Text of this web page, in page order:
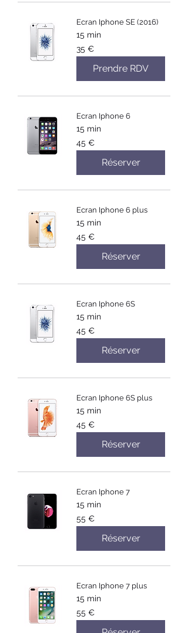
Ecran Iphone SE (2016)
15 min
euros
35 €
Prendre RDV
Ecran Iphone 6
15 min
euros
45 €
Réserver
Ecran Iphone 6 plus
15 min
euros
45 €
Réserver
Ecran Iphone 6S
15 min
euros
45 €
Réserver
Ecran Iphone 6S plus
15 min
euros
45 €
Réserver
Ecran Iphone 7
15 min
euros
55 €
Réserver
Ecran Iphone 7 plus
15 min
euros
55 €